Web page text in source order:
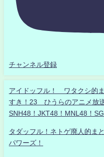
チャンネル登録
アイドッフル！ ワタクシ的
すき！23 ひうらのアニメ放
SNH48！JKT48！MNL48！
タダッフル！ネトゲ廃人的ま
パワーズ！